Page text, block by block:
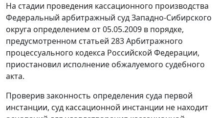
На стадии проведения кассационного производства
Федеральный арбитражный суд Западно-Сибирского
округа определением от 05.05.2009 в порядке,
предусмотренном статьей 283Арбитражного
процессуального кодекса Российской Федерации,
приостановил исполнение обжалуемого судебного
акта.
Проверив законность определения суда первой
инстанции, суд кассационной инстанции не находит